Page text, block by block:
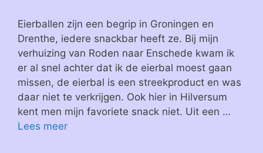
Eierballen zijn een begrip in Groningen en
Drenthe, iedere snackbar heeft ze. Bij mijn
verhuizing van Roden naar Enschede kwam ik
er al snel achter dat ik de eierbal moest gaan
missen, de eierbal is een streekproduct en was
daar niet te verkrijgen. Ook hier in Hilversum
kent men mijn favoriete snack niet. Uit een …
Lees meer